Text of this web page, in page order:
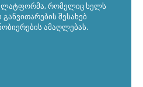
რომელიც ხელს
შესახებ
ამაღლებას.